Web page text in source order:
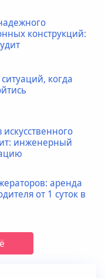
конструкций:
когда
инженерный
аренда
от 1 суток в